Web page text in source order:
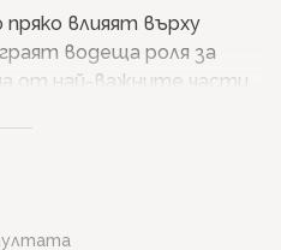
пряко влияят върху
водеща роля за
от най-важните части
голямо значение по
на качеството на